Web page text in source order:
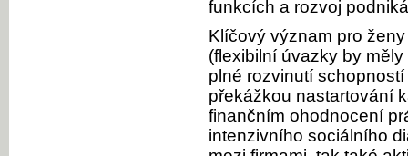
funkcích a rozvoj
Klíčový význam pro
(flexibilní úvazky by
plné rozvinutí
překážkou nastartování
finančním ohodnocení
intenzivního sociálního